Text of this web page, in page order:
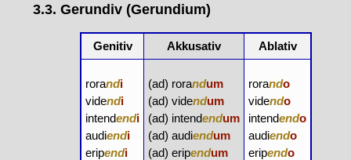
3.3. Gerundiv (Gerundium)
Genitiv Akkusativ Ablativ
rorandi
videndi
intendendi
audiendi
eripendi
(ad) rorandum
(ad) videndum
(ad) intendendum
(ad) audiendum
(ad) eripendum
rorando
videndo
intendendo
audiendo
eripendo